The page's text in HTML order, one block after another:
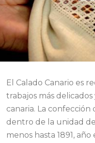
El Calado Canario es
trabajos más
canaria. La confección
dentro de la unidad
menos hasta 1891,